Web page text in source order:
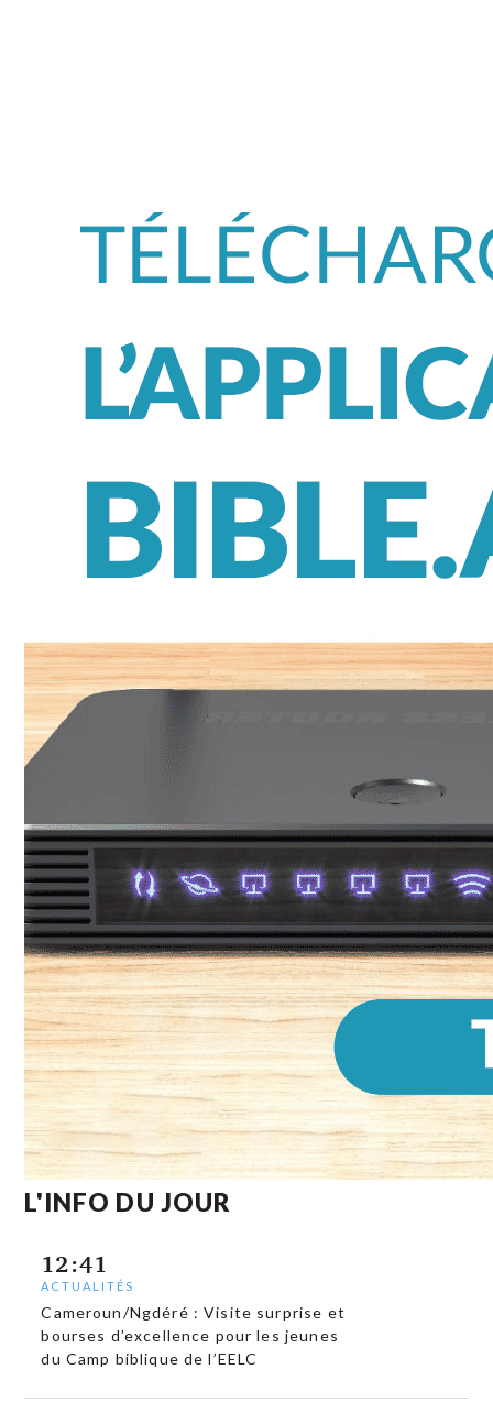
L'INFO DU JOUR
12:41
ACTUALITÉS
Cameroun/Ngdéré : Visite surprise et
bourses d’excellence pour les jeunes
du Camp biblique de l’EELC